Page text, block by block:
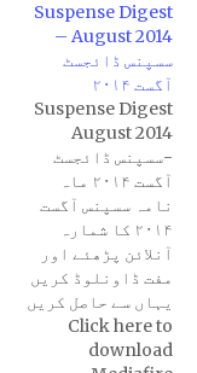
Suspense Digest
August 2014 –
سسپنس ڈائجسٹ
آگست ۲۰۱۴
Suspense Digest
August 2014
-سسپنس ڈائجسٹ
آگست ۲۰۱۴ ماہ
نامہ سسپنس آگست
۲۰۱۴ کا شمارہ
آنلائن پڑھئے اور
مفت ڈاونلوڈ کریں
یہاں سے حاصل کریں
Click here to
download